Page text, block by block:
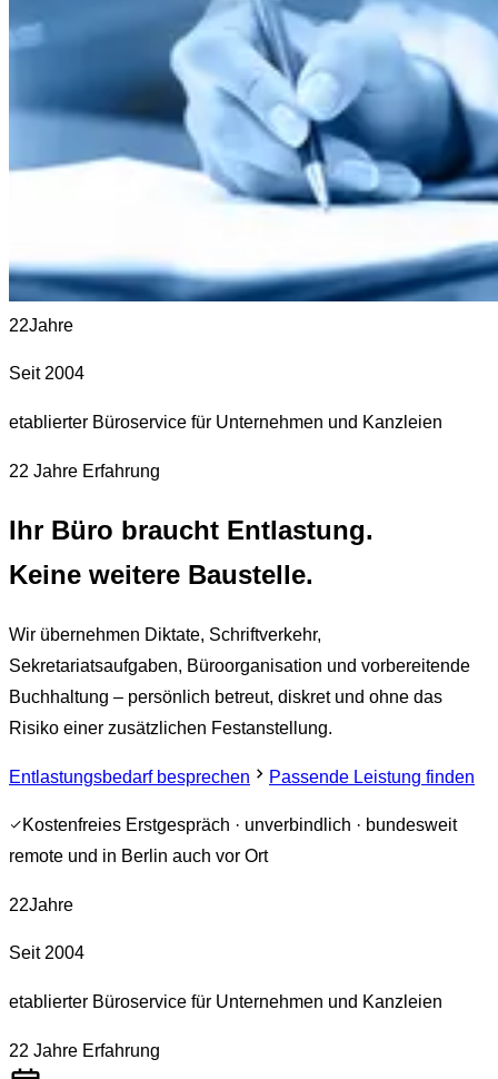
22Jahre
Seit 2004
etablierter Büroservice für Unternehmen und Kanzleien
22 Jahre Erfahrung
Ihr Büro braucht Entlastung.
Keine weitere Baustelle.
Wir übernehmen Diktate, Schriftverkehr,
Sekretariatsaufgaben, Büroorganisation und vorbereitende
Buchhaltung – persönlich betreut, diskret und ohne das
Risiko einer zusätzlichen Festanstellung.
Entlastungsbedarf besprechen Passende Leistung finden
Kostenfreies Erstgespräch · unverbindlich · bundesweit
remote und in Berlin auch vor Ort
22Jahre
Seit 2004
etablierter Büroservice für Unternehmen und Kanzleien
22 Jahre Erfahrung